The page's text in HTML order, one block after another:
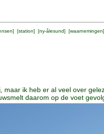
] [station] [ny-ålesund] [waarnemingen
maar ik heb er al veel over
daarom op de voet